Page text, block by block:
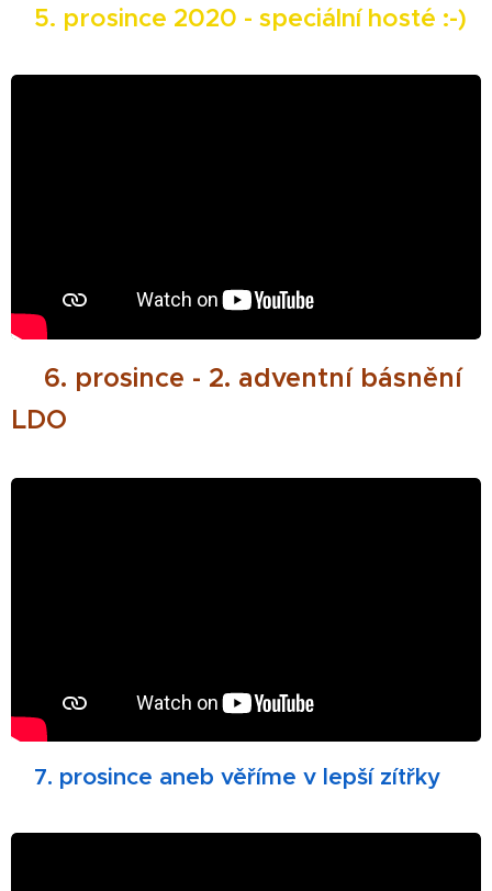
5. prosince 2020 - speciální hosté :-)
6. prosince - 2. adventní básnění
LDO
7. prosince aneb věříme v lepší zítřky